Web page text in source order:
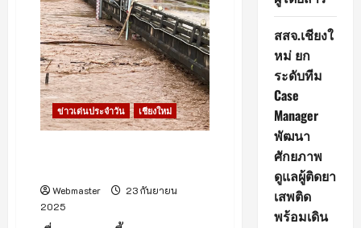
ดนตรี
ครั้ง
ที่
5
ข่าวเด่นประจำวัน เชียงใหม่
Webmaster
23 กันยายน
2025
สสจ.เชียงใ
หม่ ยก
ระดับทีม
Case
Manager
พัฒนา
ศักยภาพ
ดูแลผู้ติดยา
เสพติด
พร้อมเดิน